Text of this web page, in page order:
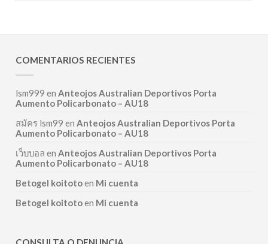
COMENTARIOS RECIENTES
lsm999 enAnteojos Australian Deportivos Porta
Aumento Policarbonato – AU18
สมัคร lsm99 enAnteojos Australian Deportivos Porta
Aumento Policarbonato – AU18
เว็บบอล enAnteojos Australian Deportivos Porta
Aumento Policarbonato – AU18
Betogel koitotoen Mi cuenta
Betogel koitotoen Mi cuenta